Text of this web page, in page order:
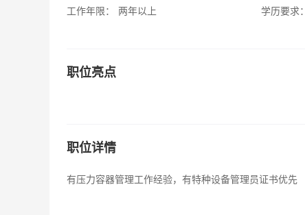
工作年限：
两年以上
学历要求：
职位亮点
职位详情
有压力容器管理工作经验，有特种设备管理员证书优先